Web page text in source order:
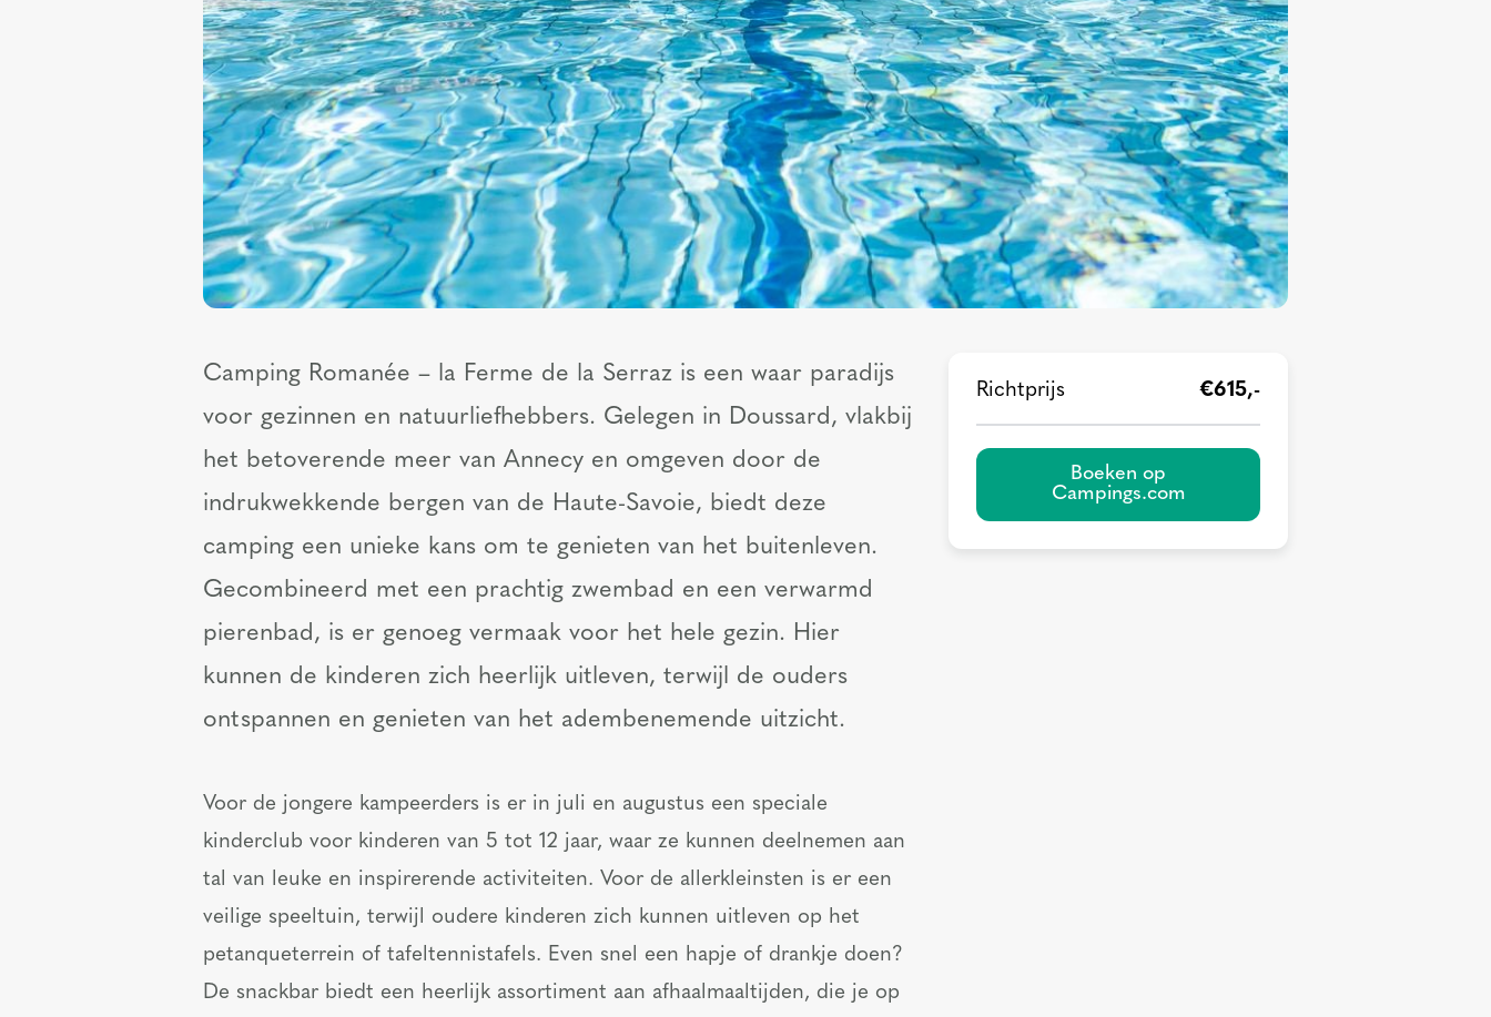
Camping Romanée – la Ferme de la Serraz is een waar paradijs
voor gezinnen en natuurliefhebbers. Gelegen in Doussard, vlakbij
het betoverende meer van Annecy en omgeven door de
indrukwekkende bergen van de Haute-Savoie, biedt deze
camping een unieke kans om te genieten van het buitenleven.
Gecombineerd met een prachtig zwembad en een verwarmd
pierenbad, is er genoeg vermaak voor het hele gezin. Hier
kunnen de kinderen zich heerlijk uitleven, terwijl de ouders
ontspannen en genieten van het adembenemende uitzicht.
Voor de jongere kampeerders is er in juli en augustus een speciale
kinderclub voor kinderen van 5 tot 12 jaar, waar ze kunnen deelnemen aan
tal van leuke en inspirerende activiteiten. Voor de allerkleinsten is er een
veilige speeltuin, terwijl oudere kinderen zich kunnen uitleven op het
petanqueterrein of tafeltennistafels. Even snel een hapje of drankje doen?
De snackbar biedt een heerlijk assortiment aan afhaalmaaltijden, die je op
Richtprijs €615,-
Boeken op
Campings.com